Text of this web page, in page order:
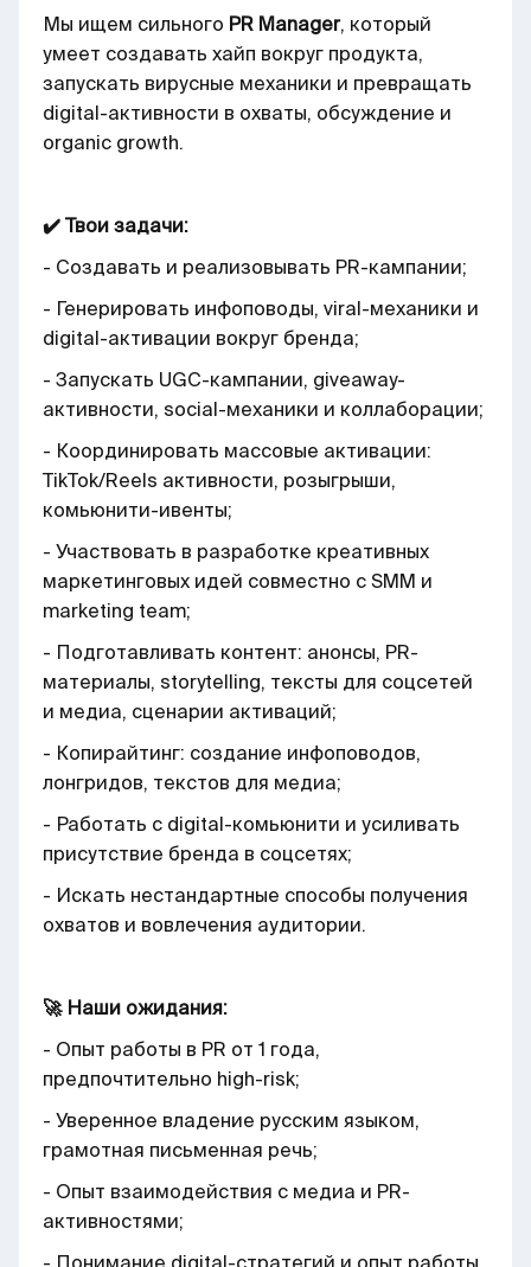
Мы ищем сильного PR Manager, который
умеет создавать хайп вокруг продукта,
запускать вирусные механики и превращать
digital-активности в охваты, обсуждение и
organic growth.
✔️ Твои задачи:
- Создавать и реализовывать PR-кампании;
- Генерировать инфоповоды, viral-механики и
digital-активации вокруг бренда;
- Запускать UGC-кампании, giveaway-
активности, social-механики и коллаборации;
- Координировать массовые активации:
TikTok/Reels активности, розыгрыши,
комьюнити-ивенты;
- Участвовать в разработке креативных
маркетинговых идей совместно с SMM и
marketing team;
- Подготавливать контент: анонсы, PR-
материалы, storytelling, тексты для соцсетей
и медиа, сценарии активаций;
- Копирайтинг: создание инфоповодов,
лонгридов, текстов для медиа;
- Работать с digital-комьюнити и усиливать
присутствие бренда в соцсетях;
- Искать нестандартные способы получения
охватов и вовлечения аудитории.
🚀 Наши ожидания:
- Опыт работы в PR от 1 года,
предпочтительно high-risk;
- Уверенное владение русским языком,
грамотная письменная речь;
- Опыт взаимодействия с медиа и PR-
активностями;
- Понимание digital-стратегий и опыт работы